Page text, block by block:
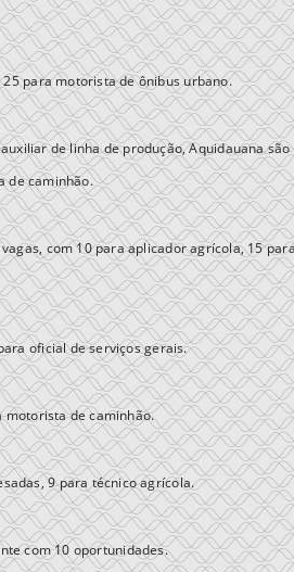
para motorista de ônibus urbano.
de linha de produção, Aquidauana são
de caminhão.
com 10 para aplicador agrícola, 15
oficial de serviços gerais.
motorista de caminhão.
9 para técnico agrícola.
com 10 oportunidades.